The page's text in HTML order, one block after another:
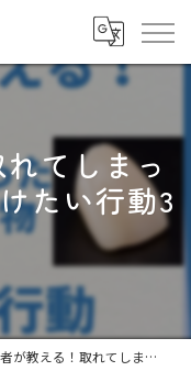
てしまっ
たい行動3
る！取れてしまった詰め物被せ物で避けたい行動3選...